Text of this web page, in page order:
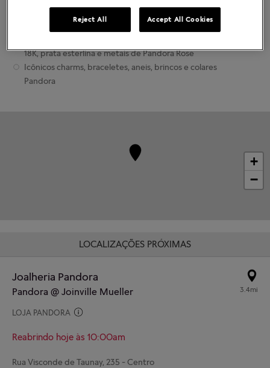
Sobre as lojas da Joalheria Pandora
Joias contemporâneas finalizadas manualmente
18K, prata esterlina e metais de Pandora Rose
Icônicos charms, braceletes, aneis, brincos e colares
Pandora
+
−
LOCALIZAÇÕES PRÓXIMAS
Joalheria Pandora
Pandora @ Joinville Mueller
LOJA PANDORA
Reabrindo hoje às 10:00am
3.4mi
Rua Visconde de Taunay, 235 - Centro
Reject All Accept All Cookies